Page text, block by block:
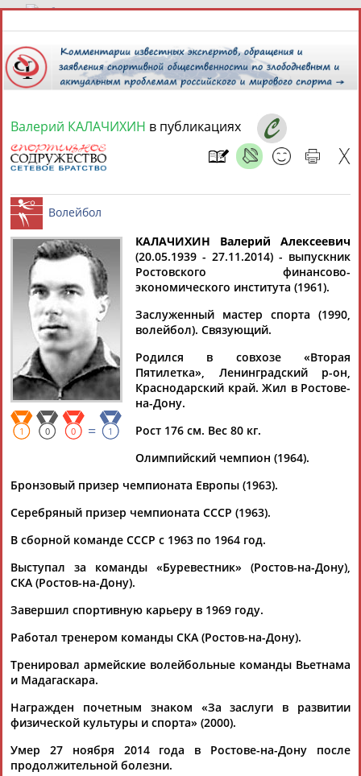
7 августа 2026 года,14:18
Найдено: 13181 Расширенный поиск
Аслаудин
АБАЕВ
Елена
АБАИМОВА
Мария
АБАКУМОВА
Юлия
АБАЛАКИНА
Дмитрий
АБАРЕНОВ
Тамилла
АБАСОВА
Рамазан
АБАЧАРАЕВ
Ростом
АБАШИДЗЕ
БУЛАТОВА
Татьяна
Акжана
Артур
Каримжан
Аделя
Валерий КАЛАЧИХИН в публикациях
Волейбол
1 0 0 = 1
КАЛАЧИХИН Валерий Алексеевич
(20.05.1939 - 27.11.2014) - выпускник
Ростовского финансово-
экономического института (1961).
Заслуженный мастер спорта (1990,
волейбол). Связующий.
Родился в совхозе «Вторая
Пятилетка», Ленинградский р-он,
Краснодарский край. Жил в Ростове-
на-Дону.
Рост 176 см. Вес 80 кг.
Олимпийский чемпион (1964).
Бронзовый призер чемпионата Европы (1963).
Серебряный призер чемпионата СССР (1963).
В сборной команде СССР с 1963 по 1964 год.
Выступал за команды «Буревестник» (Ростов-на-Дону),
СКА (Ростов-на-Дону).
Завершил спортивную карьеру в 1969 году.
Работал тренером команды СКА (Ростов-на-Дону).
Тренировал армейские волейбольные команды Вьетнама
и Мадагаскара.
Награжден почетным знаком «За заслуги в развитии
физической культуры и спорта» (2000).
Умер 27 ноября 2014 года в Ростове-на-Дону после
продолжительной болезни.